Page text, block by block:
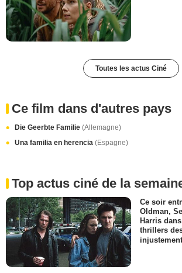
Toutes les actus Ciné
Ce film dans d'autres pays
Die Geerbte Familie (Allemagne)
Una familia en herencia (Espagne)
Top actus ciné de la
Ce soir
Oldman,
Harris
thrillers